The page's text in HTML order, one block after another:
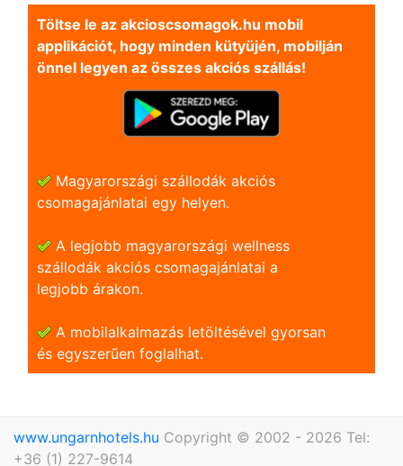
Töltse le az akcioscsomagok.hu mobil
applikációt, hogy minden kütyüjén, mobilján
önnel legyen az összes akciós szállás!
Magyarországi szállodák akciós
csomagajánlatai egy helyen.
A legjobb magyarországi wellness
szállodák akciós csomagajánlatai a
legjobb árakon.
A mobilalkalmazás letöltésével gyorsan
és egyszerũen foglalhat.
www.ungarnhotels.hu Copyright © 2002 - 2026 Tel:
+36 (1) 227-9614